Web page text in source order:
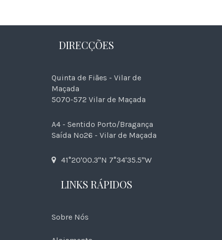
DIRECÇÕES
Quinta de Fiães - Vilar de
Maçada
5070-572 Vilar de Maçada
A4 - Sentido Porto/Bragança
Saída Nº26 - Vilar de Maçada
41°20'00.3"N 7°34'35.5"W
LINKS RÁPIDOS
Sobre Nós